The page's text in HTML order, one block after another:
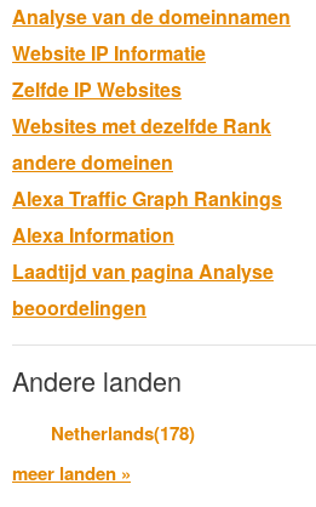
Analyse van de domeinnamen
Website IP Informatie
Zelfde IP Websites
Websites met dezelfde Rank
andere domeinen
Alexa Traffic Graph Rankings
Alexa Information
Laadtijd van pagina Analyse
beoordelingen
Andere landen
Netherlands(178)
meer landen »